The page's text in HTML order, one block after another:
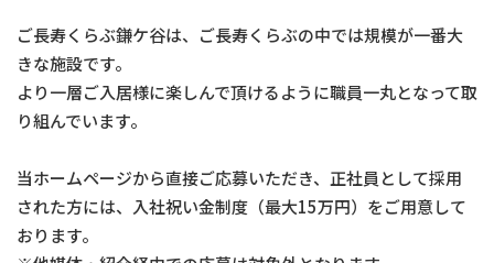
ご長寿くらぶ鎌ケ谷は、ご長寿くらぶの中では規模が一番大
きな施設です。
より一層ご入居様に楽しんで頂けるように職員一丸となって取
り組んでいます。
当ホームページから直接ご応募いただき、正社員として採用
された方には、入社祝い金制度（最大15万円）をご用意して
おります。